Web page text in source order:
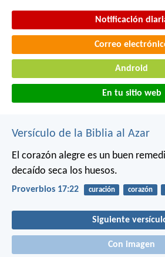
Notificación
Correo
Android
En tu sitio web
Versículo de la Biblia al Azar
El corazón alegre es un buen
decaído seca los huesos.
Proverbios 17:22 curación corazón
Siguiente
Con imagen